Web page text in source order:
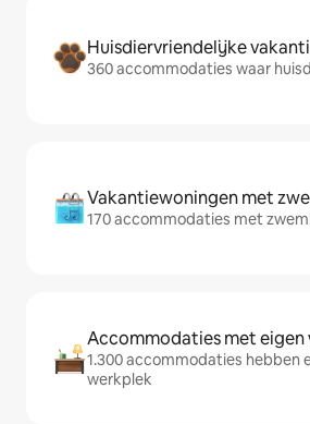
Huisdiervriendelijke
360 accommodaties waar
Vakantiewoningen met
170 accommodaties met
Accommodaties met
1.300 accommodaties hebben
werkplek